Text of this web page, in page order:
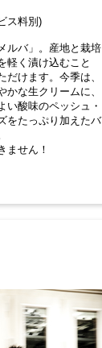
ス料別)
ルバ」。産地と栽培
軽く漬け込むこと
けます。今季は、
な生クリームに、
い酸味のペッシュ・
をたっぷり加えたバ
ません！